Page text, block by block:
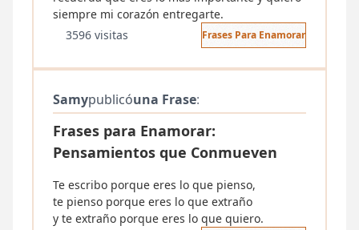
siempre mi corazón entregarte.
3596 visitas
Frases Para Enamorar
Samypublicóuna Frase:
Frases para Enamorar:
Pensamientos que Conmueven
Te escribo porque eres lo que pienso,
te pienso porque eres lo que extraño
y te extraño porque eres lo que quiero.